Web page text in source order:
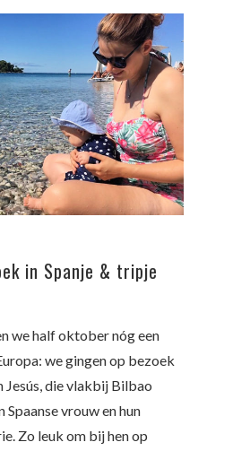
in Spanje & tripje
we half oktober nóg een
we gingen op bezoek
Jesús, die vlakbij Bilbao
vrouw en hun
Zo leuk om bij hen op